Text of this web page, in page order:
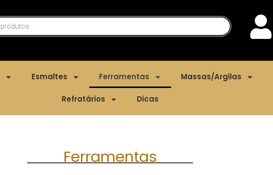
Esmaltes Ferramentas Massas/Argilas
Refratários Dicas
Ferramentas